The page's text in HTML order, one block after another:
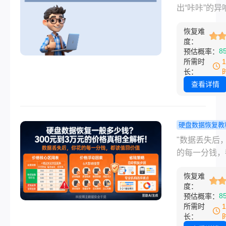
钱？拒绝坐
目表请收好
出“咔咔”的异
死”不认盘时
仅是硬件的
更是数据的
机。此刻，
软件修复已
但这把“手术
格，绝非一
目，它是一
障程度、硬
与技术门槛
定的豪赌。
恢复难
度：
预估概率：
所需时
长：
查看详情
硬盘数据恢复教
盘数据恢复
多少钱？
全解析！
"数据丢失后
的每一分钱
生活的今天
数据丢失已
态。当电脑
出"无法读取
恢复难
度：
预估概率：
所需时
长：